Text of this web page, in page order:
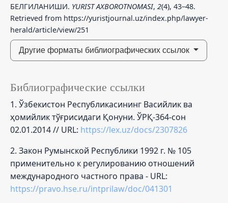
БЕЛГИЛАНИШИ. YURIST AXBOROTNOMASI, 2(4), 43–48.
Retrieved from https://yuristjournal.uz/index.php/lawyer-
herald/article/view/251
Другие форматы библиографических ссылок
Библиографические ссылки
1. Ўзбекистон Республикасининг Васийлик ва
ҳомийлик тўғрисидаги Қонуни. ЎРҚ-364-сон
02.01.2014 // URL: https://lex.uz/docs/2307826
2. Закон Румынской Республики 1992 г. № 105
применительно к регулированию отношений
международного частного права - URL:
https://pravo.hse.ru/intprilaw/doc/041301